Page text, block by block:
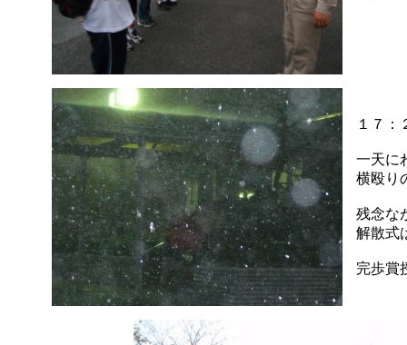
１７：
一天に
横殴り
残念
解散式
完歩